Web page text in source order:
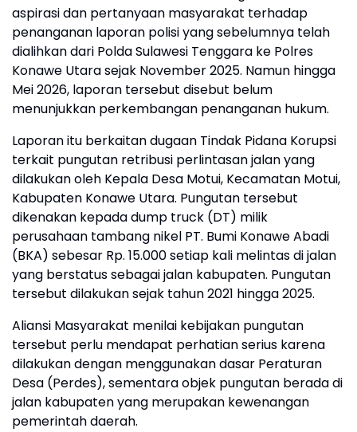
aspirasi dan pertanyaan masyarakat terhadap
penanganan laporan polisi yang sebelumnya telah
dialihkan dari Polda Sulawesi Tenggara ke Polres
Konawe Utara sejak November 2025. Namun hingga
Mei 2026, laporan tersebut disebut belum
menunjukkan perkembangan penanganan hukum.
Laporan itu berkaitan dugaan Tindak Pidana Korupsi
terkait pungutan retribusi perlintasan jalan yang
dilakukan oleh Kepala Desa Motui, Kecamatan Motui,
Kabupaten Konawe Utara. Pungutan tersebut
dikenakan kepada dump truck (DT) milik
perusahaan tambang nikel PT. Bumi Konawe Abadi
(BKA) sebesar Rp. 15.000 setiap kali melintas di jalan
yang berstatus sebagai jalan kabupaten. Pungutan
tersebut dilakukan sejak tahun 2021 hingga 2025.
Aliansi Masyarakat menilai kebijakan pungutan
tersebut perlu mendapat perhatian serius karena
dilakukan dengan menggunakan dasar Peraturan
Desa (Perdes), sementara objek pungutan berada di
jalan kabupaten yang merupakan kewenangan
pemerintah daerah.